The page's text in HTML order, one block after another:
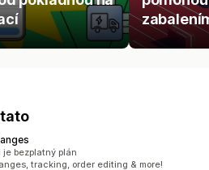
408
je bezplatný plán
tracking, order editing & more!